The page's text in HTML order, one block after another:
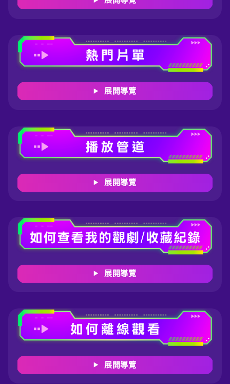
展開導覽
展開導覽
展開導覽
展開導覽